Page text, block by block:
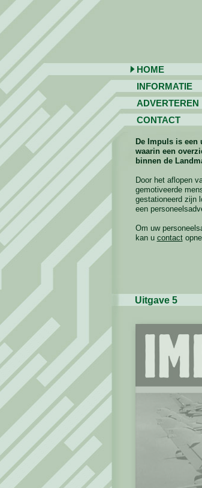
HOME
INFORMATIE
ADVERTEREN
CONTACT
De Impuls is een
waarin een
binnen de
Door het aflopen
gemotiveerde
gestationeerd zijn
een
Om uw
kan u contact
Uitgave 5